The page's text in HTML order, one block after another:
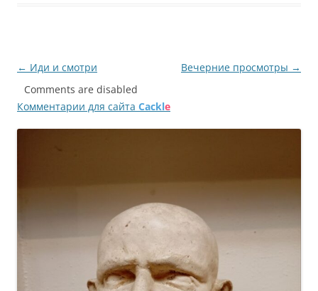
Навигация
по
записям
← Иди и смотри Вечерние просмотры →
Comments are disabled
Комментарии для сайта Cackle